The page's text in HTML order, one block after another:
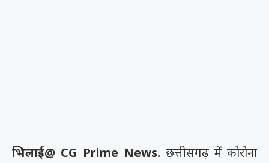
भिलाई@ CG Prime News. छत्तीसगढ़ में कोरोना